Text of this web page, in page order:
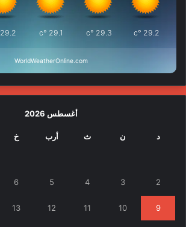
29.2 29.1
°c 29.3
°c 29.2
°c
WorldWeatherOnline.com
أغسطس 2026
د ن ث أرب خ
2
3
4
5
6
9
10
11
12
13